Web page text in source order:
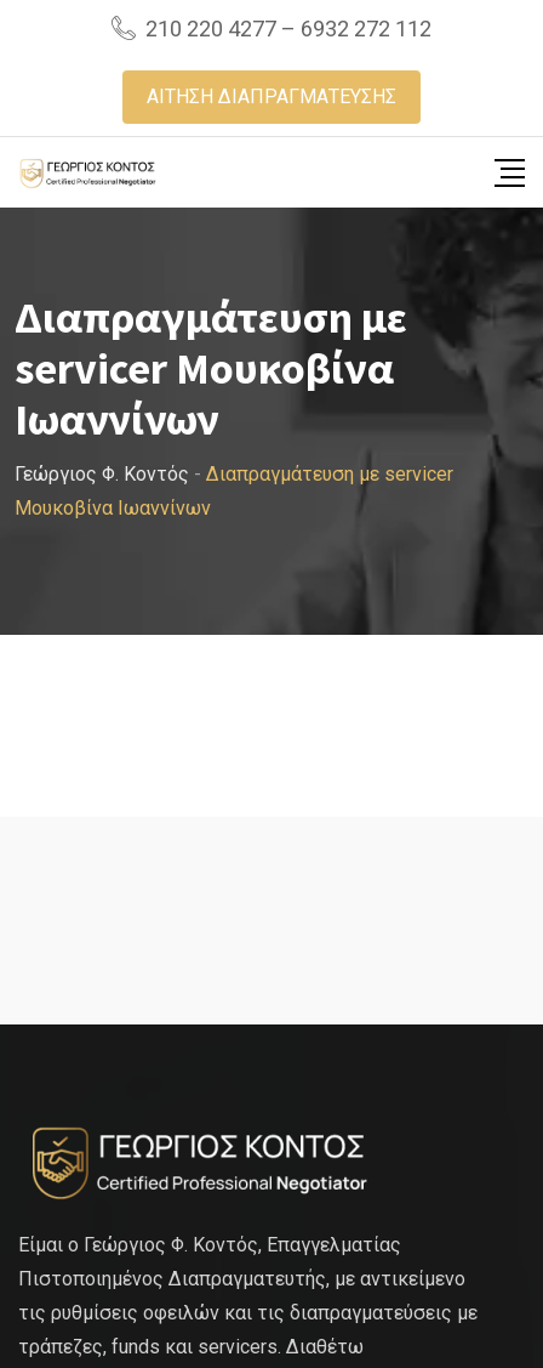
210 220 4277 – 6932 272 112
ΑΙΤΗΣΗ ΔΙΑΠΡΑΓΜΑΤΕΥΣΗΣ
Διαπραγμάτευση με
servicer Μουκοβίνα
Ιωαννίνων
Γεώργιος Φ. Κοντός - Διαπραγμάτευση με servicer
Μουκοβίνα Ιωαννίνων
Είμαι ο Γεώργιος Φ. Κοντός, Επαγγελματίας
Πιστοποιημένος Διαπραγματευτής, με αντικείμενο
τις ρυθμίσεις οφειλών και τις διαπραγματεύσεις με
τράπεζες, funds και servicers. Διαθέτω